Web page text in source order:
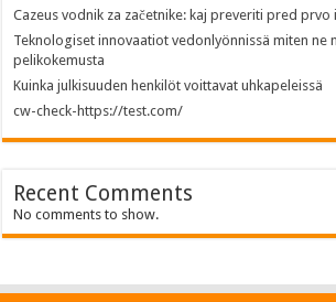
Cazeus vodnik za začetnike: kaj preveriti pred prvo
Teknologiset innovaatiot vedonlyönnissä miten ne
pelikokemusta
Kuinka julkisuuden henkilöt voittavat uhkapeleissä
cw-check-https://test.com/
Recent Comments
No comments to show.